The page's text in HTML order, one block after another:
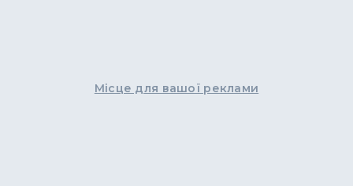
Місце для вашої реклами